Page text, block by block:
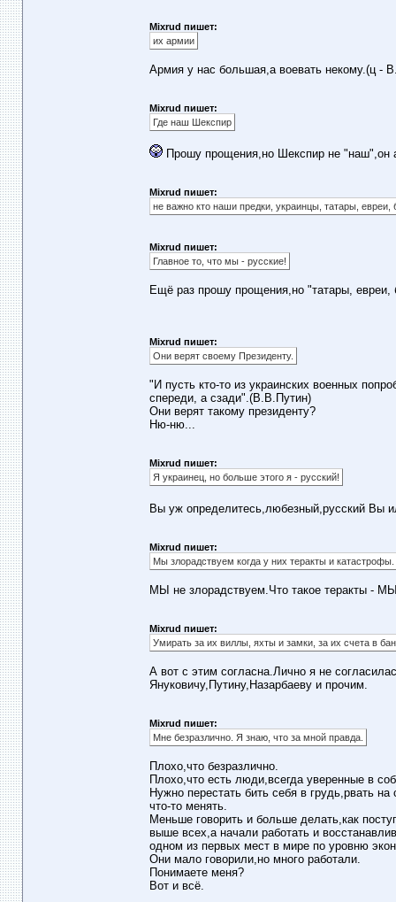
Mixrud пишет:
их армии
Армия у нас большая,а воевать некому.(ц -
Mixrud пишет:
Где наш Шекспир
Прошу прощения,но Шекспир не "наш",он
Mixrud пишет:
не важно кто наши предки, украинцы, татары, евреи,
Mixrud пишет:
Главное то, что мы - русские!
Ещё раз прошу прощения,но "татары, евреи,
Mixrud пишет:
Они верят своему Президенту.
"И пусть кто-то из украинских военных
спереди, а сзади".(В.В.Путин)
Они верят такому президенту?
Ню-ню...
Mixrud пишет:
Я украинец, но больше этого я - русский!
Вы уж определитесь,любезный,русский Вы
Mixrud пишет:
Мы злорадствуем когда у них теракты и катастрофы.
МЫ не злорадствуем.Что такое теракты -
Mixrud пишет:
Умирать за их виллы, яхты и замки, за их счета в
А вот с этим согласна.Лично я не
Януковичу,Путину,Назарбаеву и прочим.
Mixrud пишет:
Мне безразлично. Я знаю, что за мной правда.
Плохо,что безразлично.
Плохо,что есть люди,всегда уверенные в
Нужно перестать бить себя в грудь,рвать
что-то менять.
Меньше говорить и больше делать,как
выше всех,а начали работать и
одном из первых мест в мире по уровню
Они мало говорили,но много работали.
Понимаете меня?
Вот и всё.